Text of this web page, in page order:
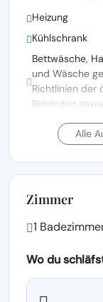
Heizung
Kühlschrank
Bettwäsche,
und Wäsche
Richtlinien der
Behörden
Fernsehen
Gartenblick
Alle
Zimmer
1
Wo du